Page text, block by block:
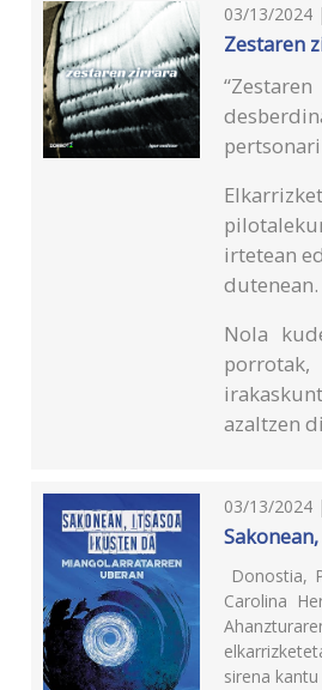
03/13/2024
Zestaren
irtetean
dutenean.
Nola
azaltzen
03/13/2024
Donostia,
Carolina
sirena kantu